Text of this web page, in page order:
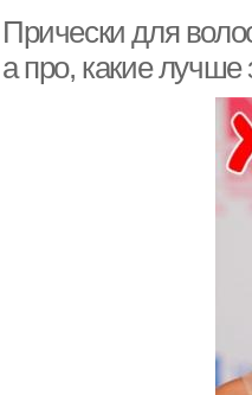
Прически для
а про, какие лучше